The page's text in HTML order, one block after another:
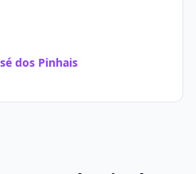
dos Pinhais